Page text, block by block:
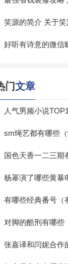
笑源的简介 关于
好听有诗意的微信昵称加主页
门文章
人气男频小说TOP10 2023
sm绳艺都有哪些（情趣
国色天香一二三期有什么区别
杨幂演了哪些黄暴电影（杨幂
有哪些经典番号（
对脚的酷刑有哪些
张嘉译和闫妮合作的电视剧有哪些 张